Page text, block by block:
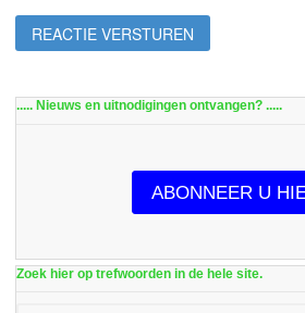
..... Nieuws en uitnodigingen ontvangen? .....
ABONNEER U
Zoek hier op trefwoorden in de hele site.